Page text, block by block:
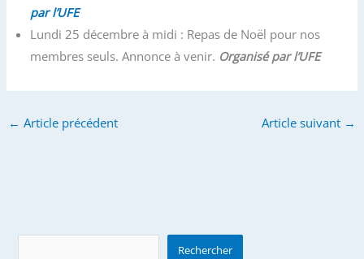
par l’UFE
Lundi 25 décembre à midi : Repas de Noël pour nos
membres seuls. Annonce à venir. Organisé par l’UFE
← Article précédent Article suivant →
Rechercher